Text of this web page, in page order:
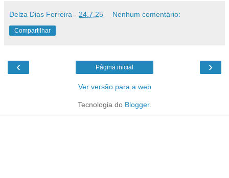
Delza Dias Ferreira - 24.7.25 Nenhum comentário:
Compartilhar
‹ ›
Página inicial
Ver versão para a web
Tecnologia do Blogger.